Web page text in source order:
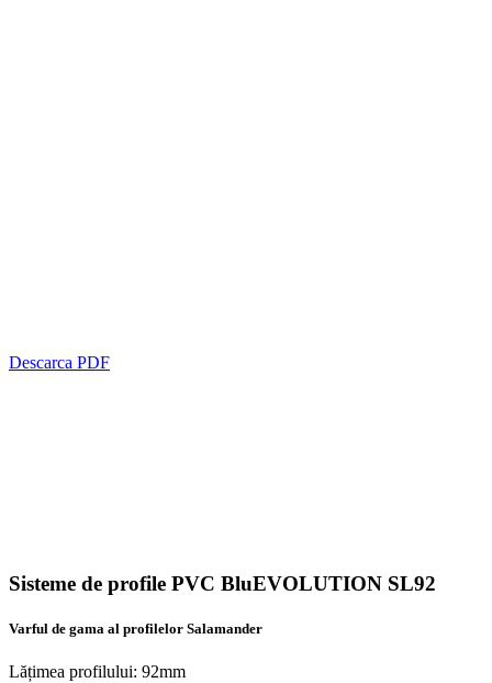
Descarca PDF
Sisteme de profile PVC BluEVOLUTION SL92
Varful de gama al profilelor Salamander
Lățimea profilului: 92mm